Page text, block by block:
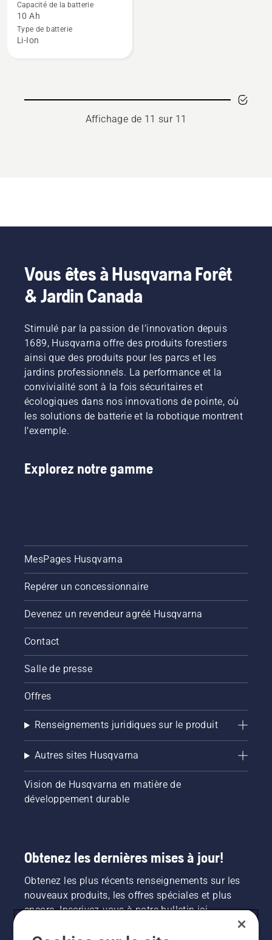
détails
sur
40-
Capacité de la batterie
10 Ah
Type de batterie
Li-Ion
Affichage de 11 sur 11
Vous êtes à Husqvarna Forêt
& Jardin Canada
Stimulé par la passion de l’innovation depuis
1689, Husqvarna offre des produits forestiers
ainsi que des produits pour les parcs et les
jardins professionnels. La performance et la
convivialité sont à la fois sécuritaires et
écologiques dans nos innovations de pointe, où
les solutions de batterie et la robotique montrent
l’exemple.
Explorez notre gamme
MesPages Husqvarna
Repérer un concessionnaire
Devenez un revendeur agréé Husqvarna
Contact
Salle de presse
Offres
Renseignements juridiques sur le produit
Autres sites Husqvarna
Vision de Husqvarna en matière de
développement durable
Obtenez les dernières mises à jour!
Obtenez les plus récents renseignements sur les
nouveaux produits, les offres spéciales et plus
encore. Inscrivez-vous à notre bulletin ici.